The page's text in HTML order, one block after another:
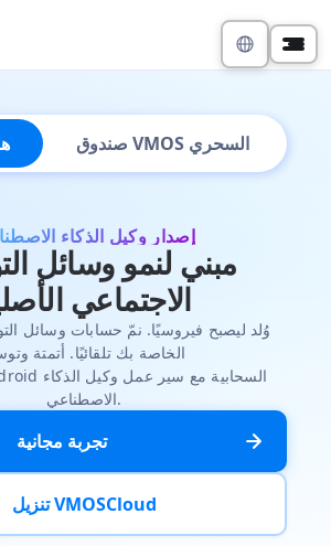
صندوق VMOS السحري
إصدار وكيل الذكاء
تجربة مجانية
تنزيل VMOSCloud
مبني لنمو وسائل
الاجتماعي
وُلد ليصبح فيروسيًا. نمّ حسابات وسائل
الخاصة بك تلقائيًا. أتمتة
الاصطناعي.